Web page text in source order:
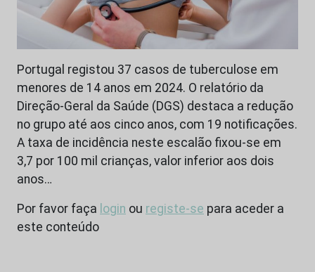
Portugal registou 37 casos de tuberculose em
menores de 14 anos em 2024. O relatório da
Direção-Geral da Saúde (DGS) destaca a redução
no grupo até aos cinco anos, com 19 notificações.
A taxa de incidência neste escalão fixou-se em
3,7 por 100 mil crianças, valor inferior aos dois
anos…
Por favor faça login ou registe-se para aceder a
este conteúdo